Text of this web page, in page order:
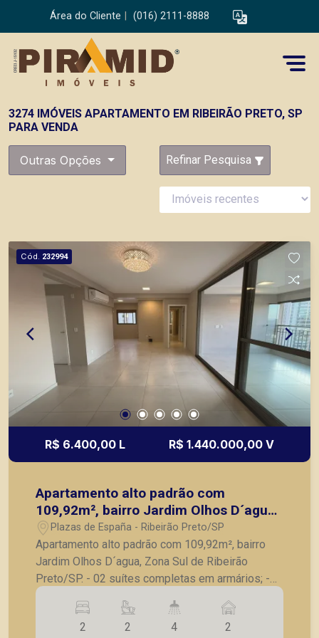
Área do Cliente (016) 2111-8888
3274 IMÓVEIS APARTAMENTO EM RIBEIRÃO PRETO, SP
PARA VENDA
Outras Opções Refinar Pesquisa
Cód. 232994
R$ 6.400,00 L R$ 1.440.000,00 V
Apartamento alto padrão com
109,92m², bairro Jardim Olhos D´agua,
Zona Sul de Ribeirão Preto/SP.
Plazas de España - Ribeirão Preto/SP
Apartamento alto padrão com 109,92m², bairro
Jardim Olhos D´agua, Zona Sul de Ribeirão
Preto/SP. - 02 suítes completas em armários; -
Sala para 2 ambientes; - Lavabo; - Varanda
gourmet com churrasqueira e fechada em vidro; -
Cozinha com armários planejados; - Lavanderia; -
2 2 4 2